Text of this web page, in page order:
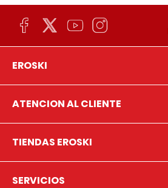
EROSKI
ATENCION AL CLIENTE
TIENDAS EROSKI
SERVICIOS